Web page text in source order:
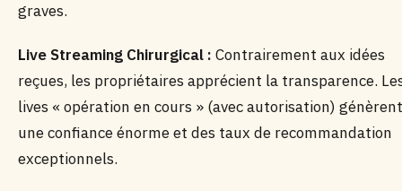
graves.
Live Streaming Chirurgical : Contrairement aux idées
reçues, les propriétaires apprécient la transparence.
lives « opération en cours » (avec autorisation) génèrent
une confiance énorme et des taux de recommandation
exceptionnels.